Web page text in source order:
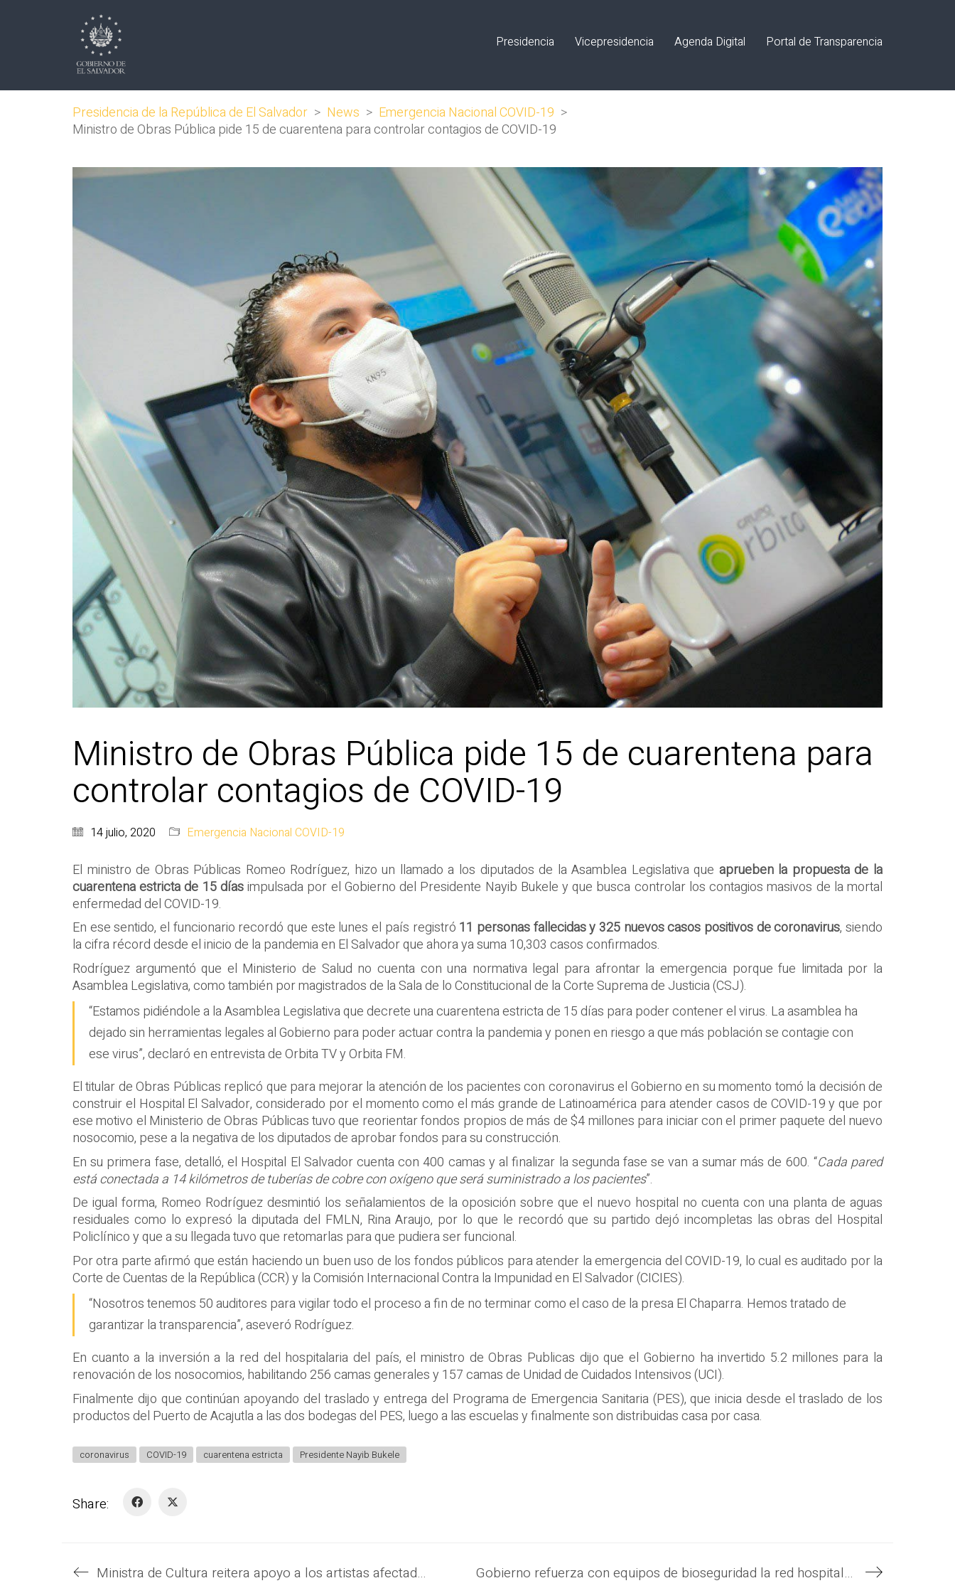
Presidencia Vicepresidencia Agenda Digital Portal de Transparencia
Presidencia de la República de El Salvador > News > Emergencia Nacional COVID-19 >
Ministro de Obras Pública pide 15 de cuarentena para controlar contagios de COVID-19
Ministro de Obras Pública pide 15 de cuarentena para
controlar contagios de COVID-19
14 julio, 2020 Emergencia Nacional COVID-19
El ministro de Obras Públicas Romeo Rodríguez, hizo un llamado a los diputados de la Asamblea Legislativa que aprueben la propuesta de la
cuarentena estricta de 15 díasimpulsada por el Gobierno del Presidente Nayib Bukele y que busca controlar los contagios masivos de la mortal
enfermedad del COVID-19.
En ese sentido, el funcionario recordó que este lunes el país registró 11 personas fallecidas y 325 nuevos casos positivos de coronavirus, siendo
la cifra récord desde el inicio de la pandemia en El Salvador que ahora ya suma 10,303 casos confirmados.
Rodríguez argumentó que el Ministerio de Salud no cuenta con una normativa legal para afrontar la emergencia porque fue limitada por la
Asamblea Legislativa, como también por magistrados de la Sala de lo Constitucional de la Corte Suprema de Justicia (CSJ).
“Estamos pidiéndole a la Asamblea Legislativa que decrete una cuarentena estricta de 15 días para poder contener el virus. La asamblea ha
dejado sin herramientas legales al Gobierno para poder actuar contra la pandemia y ponen en riesgo a que más población se contagie con
ese virus”, declaró en entrevista de Orbita TV y Orbita FM.
El titular de Obras Públicas replicó que para mejorar la atención de los pacientes con coronavirus el Gobierno en su momento tomó la decisión de
construir el Hospital El Salvador, considerado por el momento como el más grande de Latinoamérica para atender casos de COVID-19 y que por
ese motivo el Ministerio de Obras Públicas tuvo que reorientar fondos propios de más de $4 millones para iniciar con el primer paquete del nuevo
nosocomio, pese a la negativa de los diputados de aprobar fondos para su construcción.
En su primera fase, detalló, el Hospital El Salvador cuenta con 400 camas y al finalizar la segunda fase se van a sumar más de 600. “Cada pared
está conectada a 14 kilómetros de tuberías de cobre con oxígeno que será suministrado a los pacientes”.
De igual forma, Romeo Rodríguez desmintió los señalamientos de la oposición sobre que el nuevo hospital no cuenta con una planta de aguas
residuales como lo expresó la diputada del FMLN, Rina Araujo, por lo que le recordó que su partido dejó incompletas las obras del Hospital
Policlínico y que a su llegada tuvo que retomarlas para que pudiera ser funcional.
Por otra parte afirmó que están haciendo un buen uso de los fondos públicos para atender la emergencia del COVID-19, lo cual es auditado por la
Corte de Cuentas de la República (CCR) y la Comisión Internacional Contra la Impunidad en El Salvador (CICIES).
“Nosotros tenemos 50 auditores para vigilar todo el proceso a fin de no terminar como el caso de la presa El Chaparra. Hemos tratado de
garantizar la transparencia”, aseveró Rodríguez.
En cuanto a la inversión a la red del hospitalaria del país, el ministro de Obras Publicas dijo que el Gobierno ha invertido 5.2 millones para la
renovación de los nosocomios, habilitando 256 camas generales y 157 camas de Unidad de Cuidados Intensivos (UCI).
Finalmente dijo que continúan apoyando del traslado y entrega del Programa de Emergencia Sanitaria (PES), que inicia desde el traslado de los
productos del Puerto de Acajutla a las dos bodegas del PES, luego a las escuelas y finalmente son distribuidas casa por casa.
coronavirus COVID-19 cuarentena estricta Presidente Nayib Bukele
Share:
Ministra de Cultura reitera apoyo a los artistas afectados por la pandemia del COVID-19 Gobierno refuerza con equipos de bioseguridad la red hospitalaria, en la batalla contra el COVID-19